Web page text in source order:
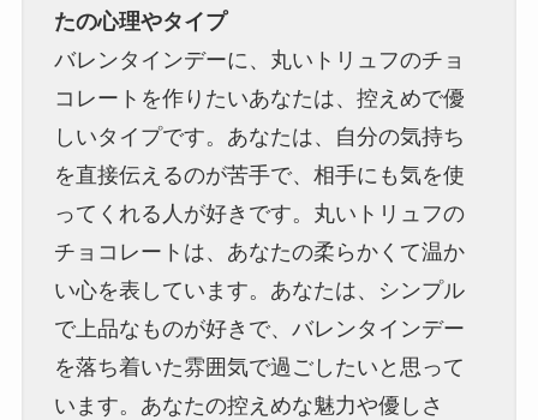
たの心理やタイプ
バレンタインデーに、丸いトリュフのチョ
コレートを作りたいあなたは、控えめで優
しいタイプです。あなたは、自分の気持ち
を直接伝えるのが苦手で、相手にも気を使
ってくれる人が好きです。丸いトリュフの
チョコレートは、あなたの柔らかくて温か
い心を表しています。あなたは、シンプル
で上品なものが好きで、バレンタインデー
を落ち着いた雰囲気で過ごしたいと思って
います。あなたの控えめな魅力や優しさ